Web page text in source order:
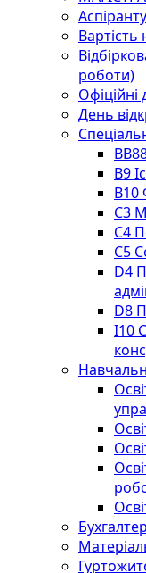
роботи)
День
B9
B10
C3
C4
С5
D4
D8
I10